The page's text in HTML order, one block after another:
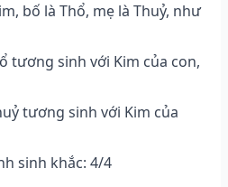
bố là Thổ, mẹ là Thuỷ, như
tương sinh với Kim của con,
tương sinh với Kim của
sinh khắc: 4/4